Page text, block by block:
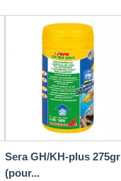
Sera GH/KH-plus 275gr
(pour...